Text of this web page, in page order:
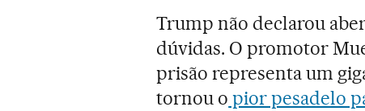
Trump não declarou
dúvidas. O promotor
prisão representa um
tornou o pior pesadelo